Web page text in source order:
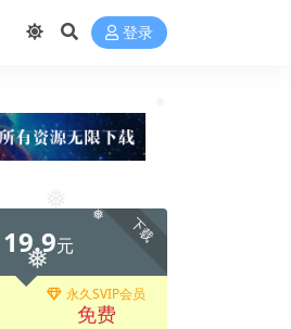
❅
❅
登录
下载
19.9元
永久SVIP会员
免费